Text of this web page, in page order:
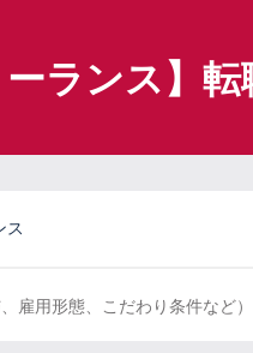
ランス】
ス
雇用形態、こだわり条件など）